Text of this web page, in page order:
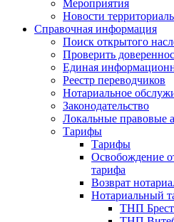
Мероприятия
Новости
Справочная информация
Поиск открытого
Проверить
Единая
Реестр переводчиков
Нотариальное
Законодательство
Локальные правовые
Тарифы
Тарифы
Освобождение
тарифа
Возврат
Нотариальный
ТНП